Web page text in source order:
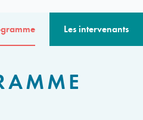
Les intervenants